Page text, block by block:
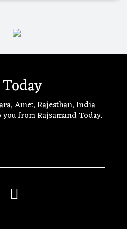
Amet, Rajesthan, India
from Rajsamand Today.